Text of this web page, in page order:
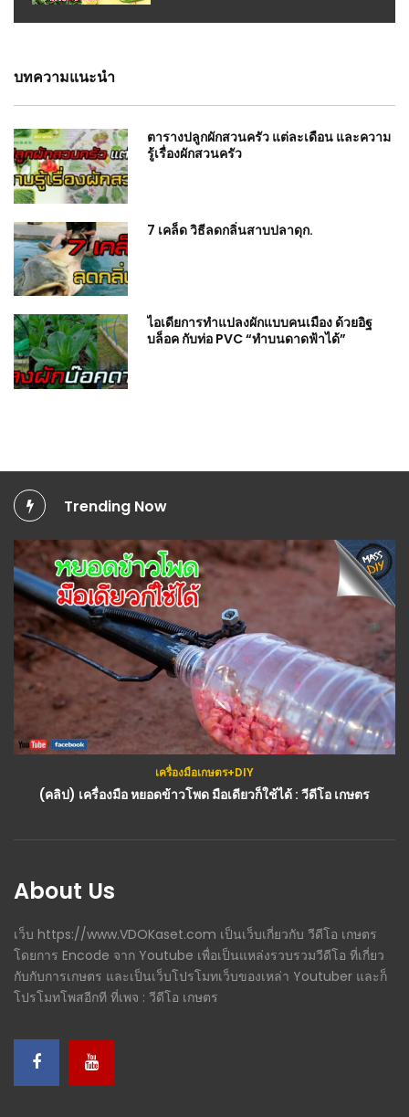
บทความแนะนำ
ตารางปลูกผักสวนครัว แต่ละเดือน และความ
รู้เรื่องผักสวนครัว
7 เคล็ด วิธีลดกลิ่นสาบปลาดุก.
ไอเดียการทำแปลงผักแบบคนเมือง ด้วยอิฐ
บล็อค กับท่อ PVC “ทำบนดาดฟ้าได้”
Trending Now
เครื่องมือเกษตร+DIY
(คลิป) เครื่องมือ หยอดข้าวโพด มือเดียวก็ใช้ได้ : วีดีโอ เกษตร
About Us
เว็บ https://www.VDOKaset.com เป็นเว็บเกี่ยวกับ วีดีโอ เกษตร
โดยการ Encode จาก Youtube เพื่อเป็นแหล่งรวบรวมวีดีโอ ที่เกี่ยว
กับกับการเกษตร และเป็นเว็บโปรโมทเว็บของเหล่า Youtuber และก็
โปรโมทโพสอีกที ที่เพจ : วีดีโอ เกษตร